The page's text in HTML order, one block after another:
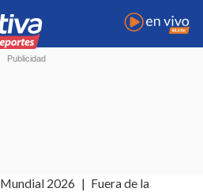
Mundial 2026
Fuera de la